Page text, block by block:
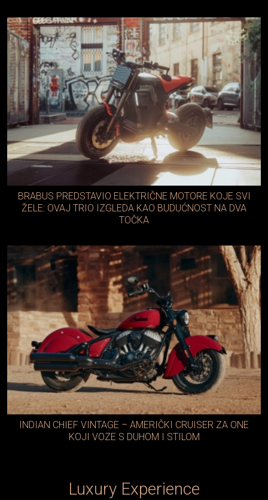
BRABUS PREDSTAVIO ELEKTRIČNE MOTORE KOJE SVI
ŽELE: OVAJ TRIO IZGLEDA KAO BUDUĆNOST NA DVA
TOČKA
INDIAN CHIEF VINTAGE – AMERIČKI CRUISER ZA ONE
KOJI VOZE S DUHOM I STILOM
Luxury Experience